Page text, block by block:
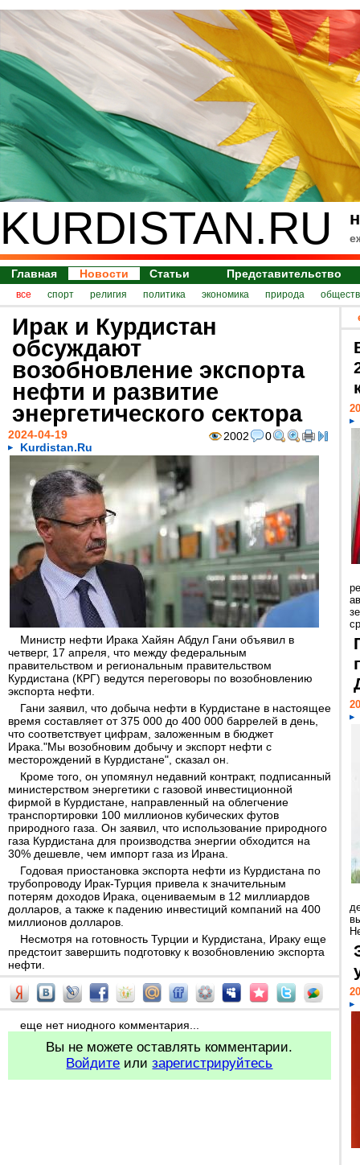
KURDISTAN.RU
Главная Новости Статьи Представительство
все спорт религия политика экономика природа
Ирак и Курдистан
обсуждают
возобновление экспорта
нефти и развитие
энергетического сектора
2002 0
2024-04-19
Kurdistan.Ru
Министр нефти Ирака Хайян Абдул Гани объявил в
четверг, 17 апреля, что между федеральным
правительством и региональным правительством
Курдистана (КРГ) ведутся переговоры по возобновлению
экспорта нефти.
Гани заявил, что добыча нефти в Курдистане в настоящее
время составляет от 375 000 до 400 000 баррелей в день,
что соответствует цифрам, заложенным в бюджет
Ирака."Мы возобновим добычу и экспорт нефти с
месторождений в Курдистане", сказал он.
Кроме того, он упомянул недавний контракт, подписанный
министерством энергетики с газовой инвестиционной
фирмой в Курдистане, направленный на облегчение
транспортировки 100 миллионов кубических футов
природного газа. Он заявил, что использование природного
газа Курдистана для производства энергии обходится на
30% дешевле, чем импорт газа из Ирана.
Годовая приостановка экспорта нефти из Курдистана по
трубопроводу Ирак-Турция привела к значительным
потерям доходов Ирака, оцениваемым в 12 миллиардов
долларов, а также к падению инвестиций компаний на 400
миллионов долларов.
Несмотря на готовность Турции и Курдистана, Ираку еще
предстоит завершить подготовку к возобновлению экспорта
нефти.
еще нет ниодного комментария...
Вы не можете оставлять комментарии.
Войдите илизарегистрируйтесь